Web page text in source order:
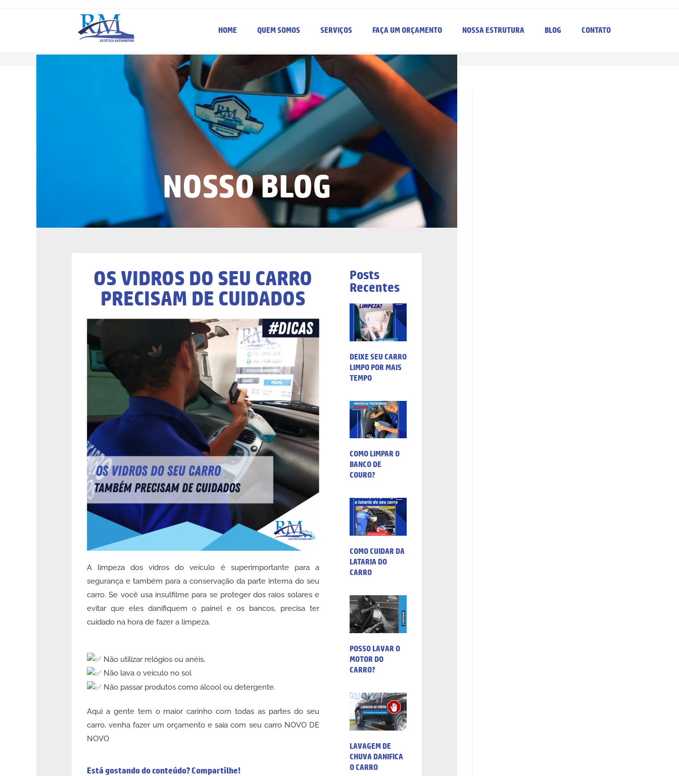
HOME QUEM SOMOS SERVIÇOS FAÇA UM ORÇAMENTO NOSSA ESTRUTURA BLOG CONTATO
Segurança > OS VIDROS DO SEU CARRO PRECISAM DE CUIDADOS
NOSSO BLOG
OS VIDROS DO SEU CARRO
PRECISAM DE CUIDADOS
A limpeza dos vidros do veículo é superimportante para a
segurança e também para a conservação da parte interna do seu
carro. Se você usa insulfilme para se proteger dos raios solares e
evitar que eles danifiquem o painel e os bancos, precisa ter
cuidado na hora de fazer a limpeza.
Não utilizar relógios ou anéis,
Não lava o veículo no sol
Não passar produtos como álcool ou detergente.
Aqui a gente tem o maior carinho com todas as partes do seu
carro, venha fazer um orçamento e saia com seu carro NOVO DE
NOVO
Está gostando do conteúdo? Compartilhe!
Posts
Recentes
DEIXE SEU CARRO
LIMPO POR MAIS
TEMPO
COMO LIMPAR O
BANCO DE
COURO?
COMO CUIDAR DA
LATARIA DO
CARRO
POSSO LAVAR O
MOTOR DO
CARRO?
LAVAGEM DE
CHUVA DANIFICA
O CARRO